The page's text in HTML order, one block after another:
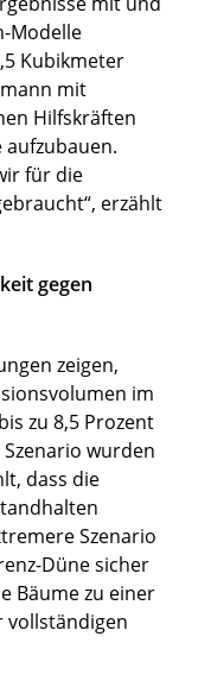
Modelle
Kubikmeter
mit
Hilfskräften
aufzubauen.
für die
erzählt
gegen
zeigen,
im
zu 8,5 Prozent
wurden
dass die
Szenario
Düne sicher
Bäume zu einer
vollständigen